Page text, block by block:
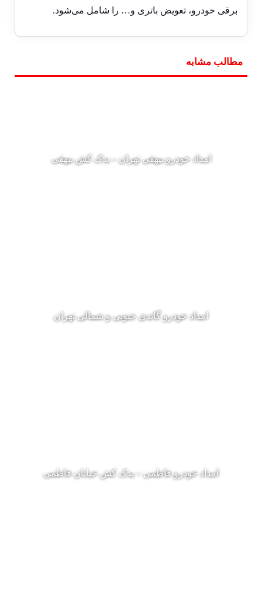
برقی خودرو، تعویض باتری و… را شامل می‌شود.
مطالب مشابه
امداد خودرو بیهقی تهران – یدک کش بیهقی
امداد خودرو گاندی جنوبی و شمالی تهران
امداد خودرو فاطمی – یدک کش خیابان فاطمی